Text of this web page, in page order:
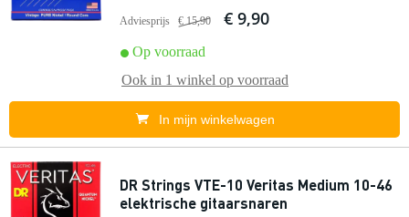
Adviesprijs € 15,90 € 9,90
Op voorraad
Ook in 1 winkel op voorraad
In mijn winkelwagen
DR Strings VTE-10 Veritas Medium 10-46
elektrische gitaarsnaren